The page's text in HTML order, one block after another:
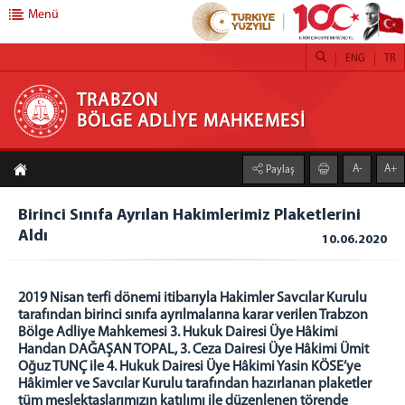
TRABZON BÖLGE ADLİYE MAHKEMESİ
ADLİYEMİZ
Teşkilat Şeması
BAŞKANLIK
Mahkeme Başkanı
BAŞSAVCILIK
Cumhuriyet Başsavcısı
Menü
TRABZON
BÖLGE ADLİYE MAHKEMESİ
TR
ENG
Paylaş A- A+
Birinci Sınıfa Ayrılan Hakimlerimiz Plaketlerini
Aldı
10.06.2020
2019 Nisan terfi dönemi itibarıyla Hakimler Savcılar Kurulu
tarafından birinci sınıfa ayrılmalarına karar verilen Trabzon
Bölge Adliye Mahkemesi 3. Hukuk Dairesi Üye Hâkimi
Handan DAĞAŞAN TOPAL, 3. Ceza Dairesi Üye Hâkimi Ümit
Oğuz TUNÇ ile 4. Hukuk Dairesi Üye Hâkimi Yasin KÖSE’ye
Hâkimler ve Savcılar Kurulu tarafından hazırlanan plaketler
tüm meslektaşlarımızın katılımı ile düzenlenen törende